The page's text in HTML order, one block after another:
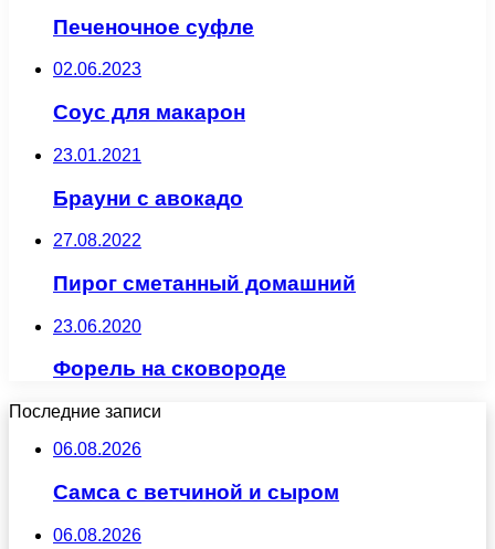
Печеночное суфле
02.06.2023
Соус для макарон
23.01.2021
Брауни с авокадо
27.08.2022
Пирог сметанный домашний
23.06.2020
Форель на сковороде
Последние записи
06.08.2026
Самса с ветчиной и сыром
06.08.2026